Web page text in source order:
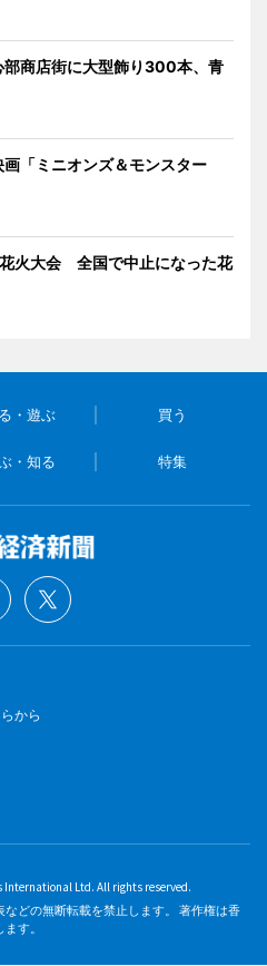
商店街に大型飾り300本、青
「ミニオンズ＆モンスター
火大会 全国で中止になった花
・遊ぶ 買う
・知る 特集
から
International Ltd. All rights reserved.
どの無断転載を禁止します。 著作権は香
す。